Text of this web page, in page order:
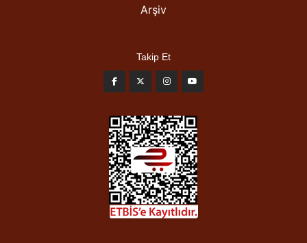
Arşiv
Takip Et